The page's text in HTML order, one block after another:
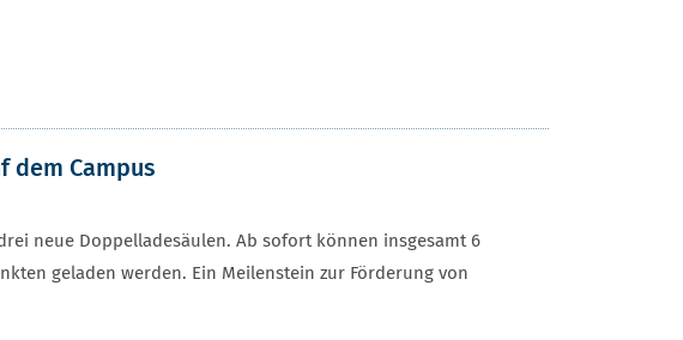
dem Campus
neue Doppelladesäulen. Ab sofort können insgesamt 6
geladen werden. Ein Meilenstein zur Förderung von